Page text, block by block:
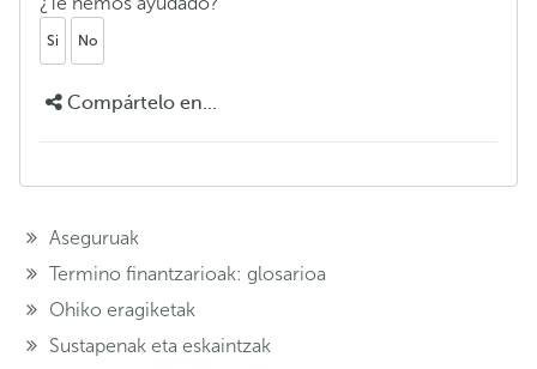
Si No
Compártelo en...
Aseguruak
Termino finantzarioak: glosarioa
Ohiko eragiketak
Sustapenak eta eskaintzak